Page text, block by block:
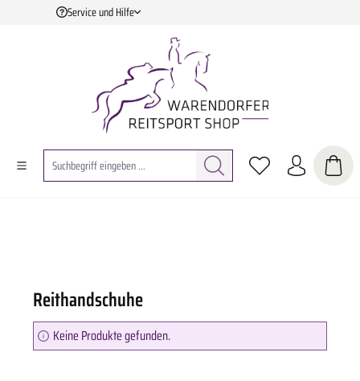
Zum Hauptinhalt springen
Service und Hilfe
Reithandschuhe
Keine Produkte gefunden.